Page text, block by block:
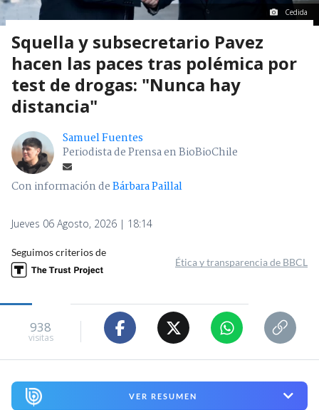
Cedida
Squella y subsecretario Pavez
hacen las paces tras polémica por
test de drogas: "Nunca hay
distancia"
Samuel Fuentes
Periodista de Prensa en BioBioChile
Con información deBárbara Paillal
Jueves 06 Agosto, 2026 | 18:14
Seguimos criterios de
Ética y transparencia de BBCL
938
visitas
VER RESUMEN